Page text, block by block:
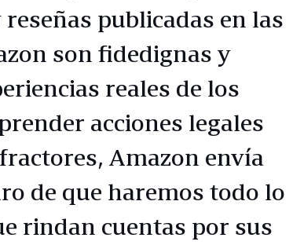
publicadas en las
son fidedignas y
reales de los
acciones legales
Amazon envía
de que haremos todo lo
rindan cuentas por sus